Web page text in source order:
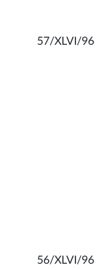
57/XLVI/96
56/XLVI/96